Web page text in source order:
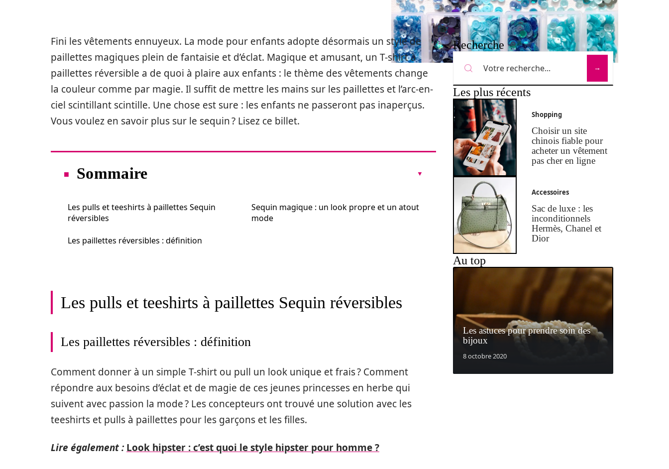
Fini les vêtements ennuyeux. La mode pour enfants adopte désormais un style de
paillettes magiques plein de fantaisie et d’éclat. Magique et amusant, un T-shirt à
paillettes réversible a de quoi à plaire aux enfants : le thème des vêtements change
la couleur comme par magie. Il suffit de mettre les mains sur les paillettes et l’arc-en-
ciel scintillant scintille. Une chose est sure : les enfants ne passeront pas inaperçus.
Vous voulez en savoir plus sur le sequin ? Lisez ce billet.
Sommaire
Les pulls et teeshirts à paillettes Sequin
réversibles
Les paillettes réversibles : définition
Sequin magique : un look propre et un atout
mode
Les pulls et teeshirts à paillettes Sequin réversibles
Les paillettes réversibles : définition
Comment donner à un simple T-shirt ou pull un look unique et frais ? Comment
répondre aux besoins d’éclat et de magie de ces jeunes princesses en herbe qui
suivent avec passion la mode ? Les concepteurs ont trouvé une solution avec les
teeshirts et pulls à paillettes pour les garçons et les filles.
Lire également : Look hipster : c’est quoi le style hipster pour homme ?
Recherche
Les plus récents
Shopping
Choisir un site
chinois fiable pour
acheter un vêtement
pas cher en ligne
Accessoires
Sac de luxe : les
inconditionnels
Hermès, Chanel et
Dior
Au top
Les astuces pour prendre soin des
bijoux
8 octobre 2020